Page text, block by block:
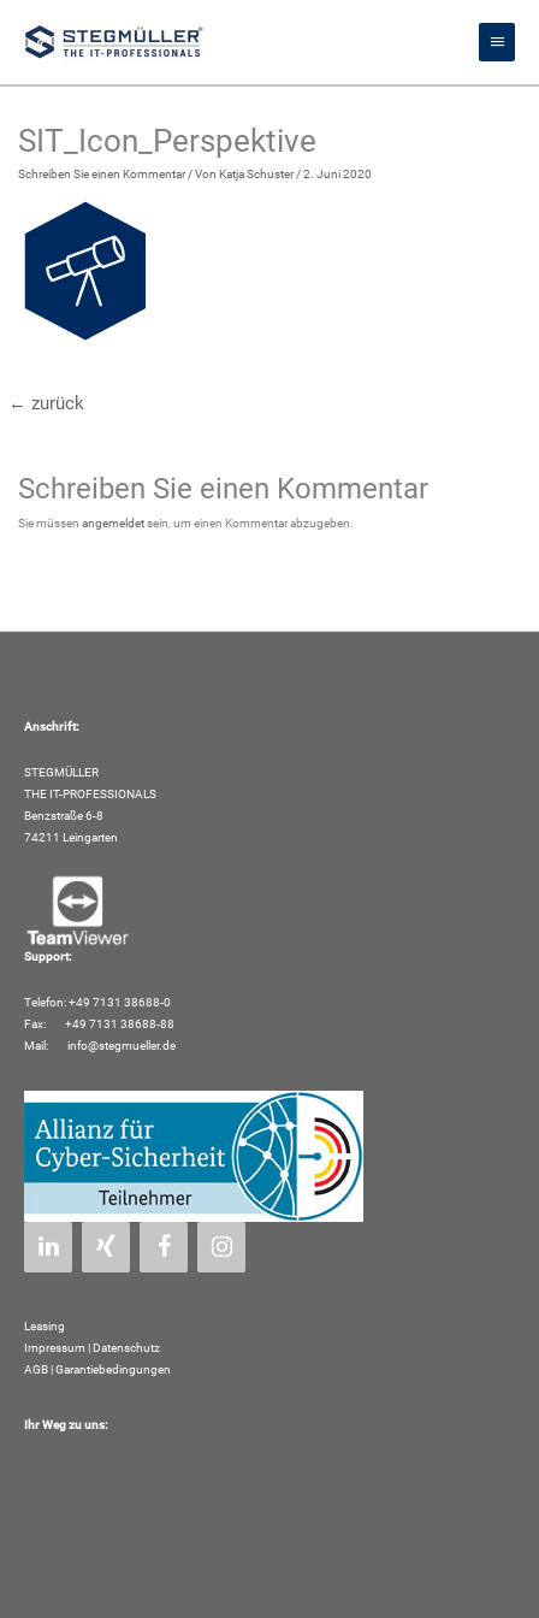
Inhalt
springen
SIT_Icon_Perspektive
Schreiben Sie einen Kommentar / VonKatja Schuster/2. Juni 2020
← zurück
Schreiben Sie einen Kommentar
Sie müssenangemeldetsein, um einen Kommentar abzugeben.
Anschrift:
STEGMÜLLER
THE IT-PROFESSIONALS
Benzstraße 6-8
74211 Leingarten
Support:
Telefon: +49 7131 38688-0
Fax: +49 7131 38688-88
Mail:
info@stegmueller.de
Leasing
Impressum |Datenschutz
AGB | Garantiebedingungen
Ihr Weg zu uns: